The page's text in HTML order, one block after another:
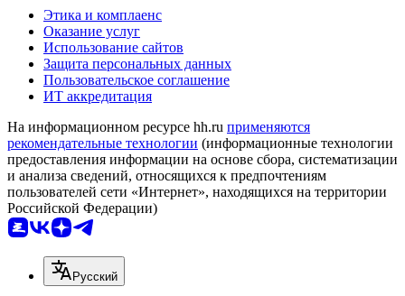
Этика и комплаенс
Оказание услуг
Использование сайтов
Защита персональных данных
Пользовательское соглашение
ИТ аккредитация
На информационном ресурсе hh.ru применяются
рекомендательные технологии (информационные технологии
предоставления информации на основе сбора, систематизации
и анализа сведений, относящихся к предпочтениям
пользователей сети «Интернет», находящихся на территории
Российской Федерации)
Русский